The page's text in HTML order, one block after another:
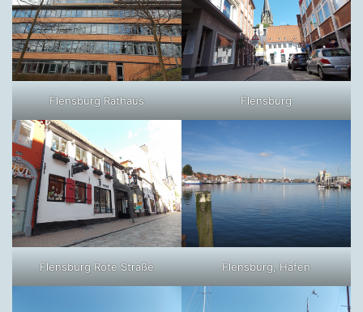
Flensburg Rathaus Flensburg
Flensburg Rote Straße Flensburg, Hafen